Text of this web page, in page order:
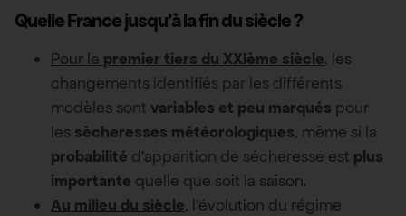
Quelle France jusqu’à la fin du siècle ?
Pour le premier tiers du XXIème siècle, les
changements identifiés par les différents
modèles sont variables et peu marqués pour
les sècheresses météorologiques, même si la
probabilité d’apparition de sécheresse est plus
importante quelle que soit la saison.
Au milieu du siècle, l’évolution du régime